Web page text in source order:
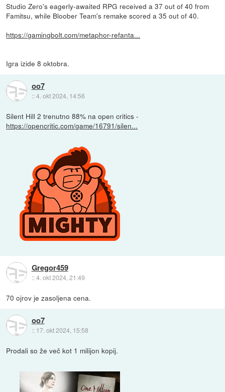
Studio Zero's eagerly-awaited RPG received a 37 out of 40 from
Famitsu, while Bloober Team's remake scored a 35 out of 40.
https://gamingbolt.com/metaphor-refanta...
Igra izide 8 oktobra.
oo7
::4. okt 2024, 14:56
Silent Hill 2 trenutno 88% na open critics -
https://opencritic.com/game/16791/silen...
Gregor459
::4. okt 2024, 21:49
70 ojrov je zasoljena cena.
oo7
:: 17. okt 2024, 15:58
Prodali so že več kot 1 milijon kopij.